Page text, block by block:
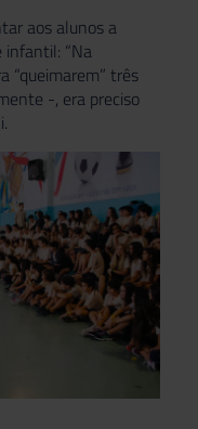
aos alunos a
infantil: “Na
“queimarem” três
-, era preciso